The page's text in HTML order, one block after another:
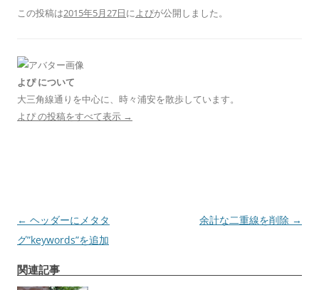
この投稿は2015年5月27日によぴが公開しました。
よぴ について
大三角線通りを中心に、時々浦安を散歩しています。
よぴ の投稿をすべて表示 →
投
稿
ビ
← ヘッダーにメタタ
グ”keywords”を追加
余計な二重線を削除 →
関連記事